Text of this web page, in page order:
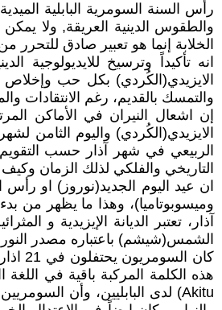
رأس السنة السومرية البابلية
والطقوس الدينية العريقة, ولا
الخلابة إنما هو تعبير صادق للتحرر
انه تأكيداً وترسيخ للايديولوجية
الايزيدي(الكُردي) بكل حب وإخلاص
والتمسك بالقديم، رغم الانتقادات
إن اشعال النيران في الأماكن
الربيعي في شهر آذار حسب
التاريخي والفلكي لذلك الزمان
ان عيد اليوم الجديد(نوروز) او
وميسوبوتاميا)، وهذا ما يظهر من
آذار، تعتبر الديانة الإيزيدية و
الشمس(شيشم) باعتباره مصدر
هذه الكلمة المركبة باقية في اللغة